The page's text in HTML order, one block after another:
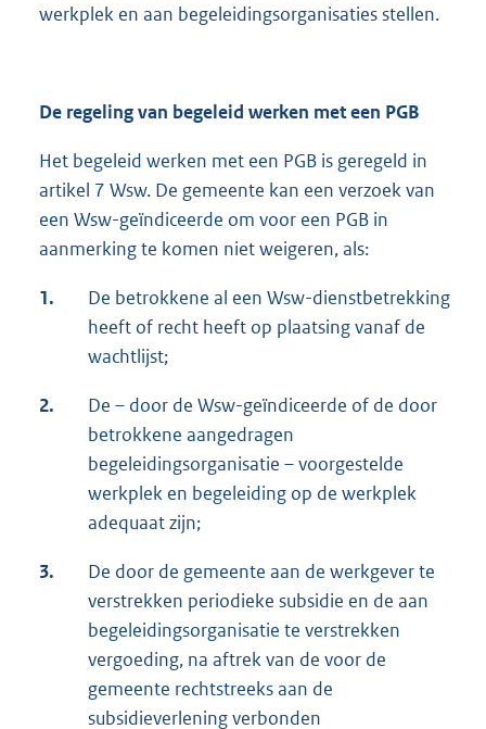
werkplek en aan begeleidingsorganisaties stellen.
De regeling van begeleid werken met een PGB
Het begeleid werken met een PGB is geregeld in
artikel 7 Wsw. De gemeente kan een verzoek van
een Wsw-geïndiceerde om voor een PGB in
aanmerking te komen niet weigeren, als:
1.
De betrokkene al een Wsw-dienstbetrekking
heeft of recht heeft op plaatsing vanaf de
wachtlijst;
2.
De – door de Wsw-geïndiceerde of de door
betrokkene aangedragen
begeleidingsorganisatie – voorgestelde
werkplek en begeleiding op de werkplek
adequaat zijn;
3.
De door de gemeente aan de werkgever te
verstrekken periodieke subsidie en de aan
begeleidingsorganisatie te verstrekken
vergoeding, na aftrek van de voor de
gemeente rechtstreeks aan de
subsidieverlening verbonden